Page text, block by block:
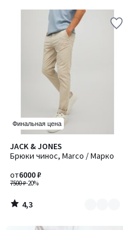
Финальная цена
JACK & JONES
Брюки чинос, Marco / Марко
7500 ₽-20%
от6000 ₽
4,3
/ 5
Количество
цветов:
4,3
/